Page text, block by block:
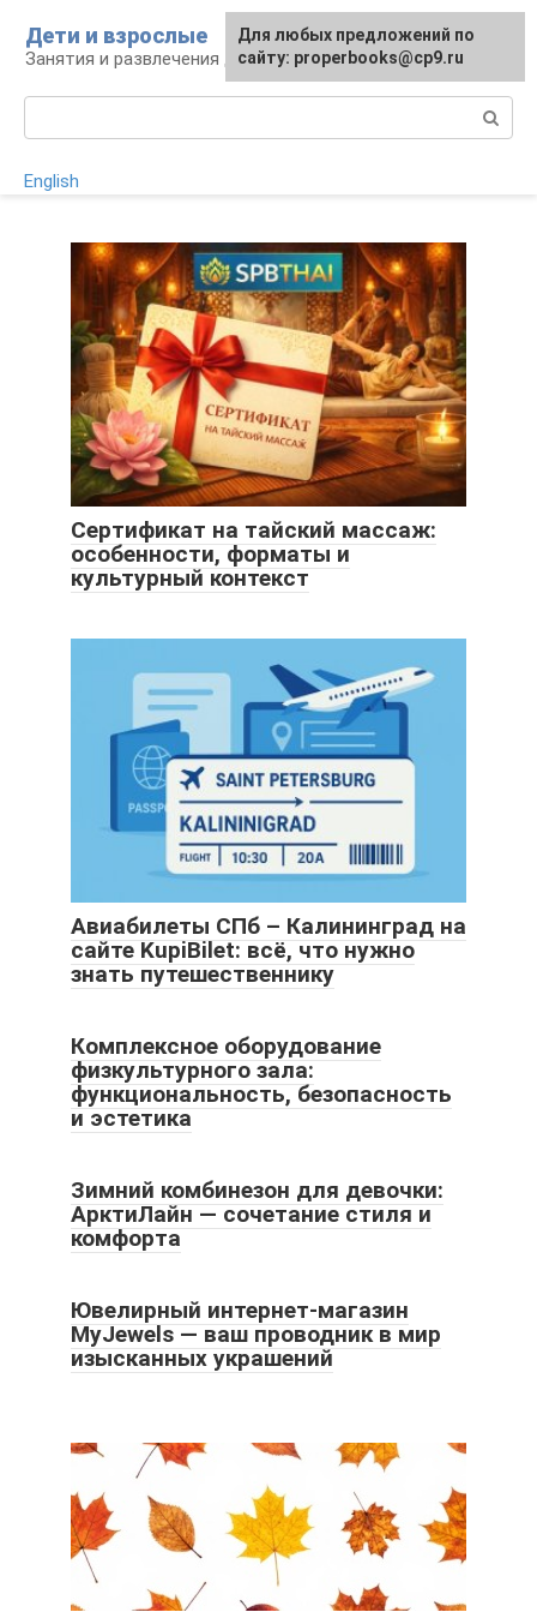
контенту
Дети и взрослые
Занятия и развлечения для дошкольников
English
Сертификат на тайский массаж:
особенности, форматы и
культурный контекст
Авиабилеты СПб – Калининград на
сайте KupiBilet: всё, что нужно
знать путешественнику
Комплексное оборудование
физкультурного зала:
функциональность, безопасность
и эстетика
Зимний комбинезон для девочки:
АрктиЛайн — сочетание стиля и
комфорта
Ювелирный интернет-магазин
MyJewels — ваш проводник в мир
изысканных украшений
Для любых предложений по
сайту: properbooks@cp9.ru